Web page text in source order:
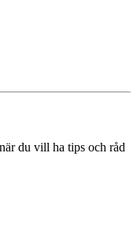
du vill ha tips och råd